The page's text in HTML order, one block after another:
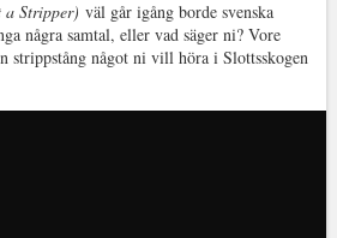
a Stripper) väl går igång borde svenska
några samtal, eller vad säger ni? Vore
strippstång något ni vill höra i Slottsskogen